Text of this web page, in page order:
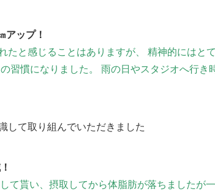
ップ！
たと感じることはありますが、 精神的にはと
習慣になりました。 雨の日やスタジオへ行き
して取り組んでいただきました
て貰い、摂取してから体脂肪が落ちましたが